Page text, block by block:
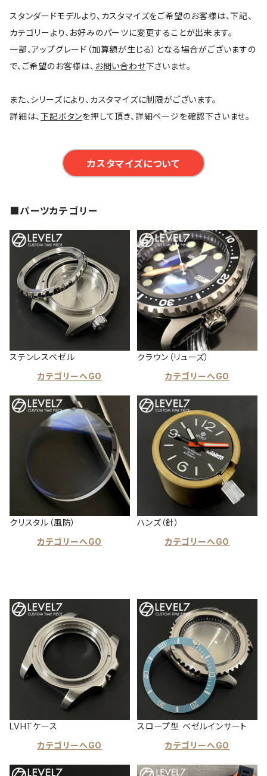
スタンダードモデルより、カスタマイズをご希望のお客様は、下記、
カテゴリーより、お好みのパーツに変更することが出来ます。
一部、アップグレード（加算額が生じる）となる場合がございますの
で、ご希望のお客様は、 お問い合わせ下さいませ。
また、シリーズにより、カスタマイズに制限がございます。
詳細は、下記ボタンを押して頂き、詳細ページを確認下さいませ。
カスタマイズについて
■パーツカテゴリー
ステンレスベゼル
カテゴリーへGO
クラウン（リューズ）
カテゴリーへGO
クリスタル（風防）
カテゴリーへGO
ハンズ（針）
カテゴリーへGO
LVHTケース
カテゴリーへGO
スロープ型 ベゼルインサート
カテゴリーへGO